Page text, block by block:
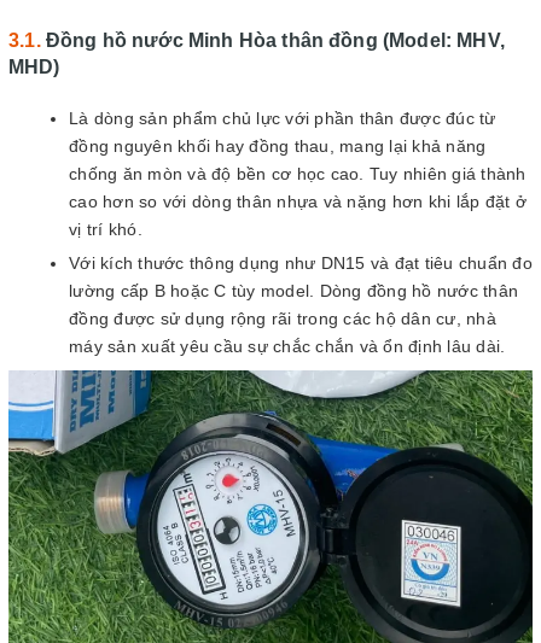
Đồng hồ nước Minh Hòa thân đồng (Model: MHV,
MHD)
Là dòng sản phẩm chủ lực với phần thân được đúc từ
đồng nguyên khối hay đồng thau, mang lại khả năng
chống ăn mòn và độ bền cơ học cao. Tuy nhiên giá thành
cao hơn so với dòng thân nhựa và nặng hơn khi lắp đặt ở
vị trí khó.
Với kích thước thông dụng như DN15 và đạt tiêu chuẩn đo
lường cấp B hoặc C tùy model. Dòng đồng hồ nước thân
đồng được sử dụng rộng rãi trong các hộ dân cư, nhà
máy sản xuất yêu cầu sự chắc chắn và ổn định lâu dài.